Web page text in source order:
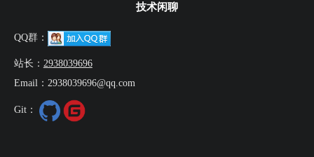
技术闲聊
QQ群：
站长： 2938039696
Email：2938039696@qq.com
Git：